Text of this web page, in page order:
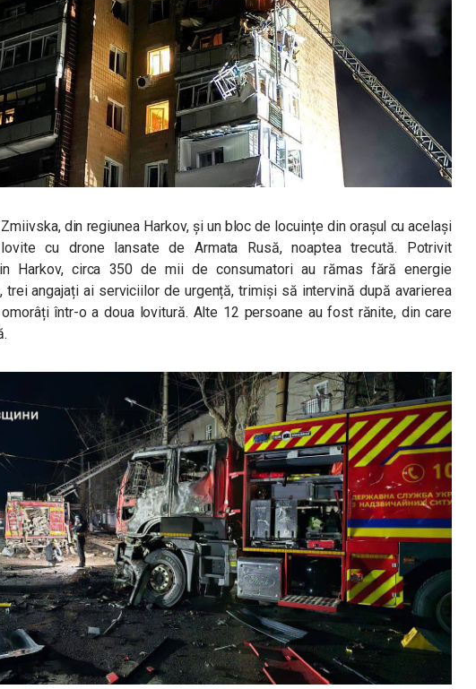
din regiunea Harkov, și un bloc de locuințe din orașul cu același
cu drone lansate de Armata Rusă, noaptea trecută. Potrivit
Harkov, circa 350 de mii de consumatori au rămas fără energie
trei angajați ai serviciilor de urgență, trimiși să intervină după avarierea
într-o a doua lovitură. Alte 12 persoane au fost rănite, din care